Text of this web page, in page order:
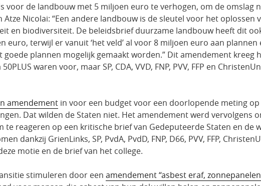
voor de landbouw met 5 miljoen euro te verhogen, om de omslag
Nicolai: “Een andere landbouw is de sleutel voor het
en biodiversiteit. De beleidsbrief duurzame landbouw heeft dit
terwijl er vanuit ‘het veld’ al voor 8 miljoen euro aan plannen
plannen mogelijk gemaakt worden.” Dit amendement kreeg
waren voor, maar SP, CDA, VVD, FNP, PVV, FFP en
amendement in voor een budget voor een doorlopende meting
Dat wilden de Staten niet. Het amendement werd vervolgens
te reageren op een kritische brief van Gedeputeerde Staten en de
dankzij GrienLinks, SP, PvdA, PvdD, FNP, D66, PVV, FFP,
motie en de brief van het college.
stimuleren door een amendement “asbest eraf,